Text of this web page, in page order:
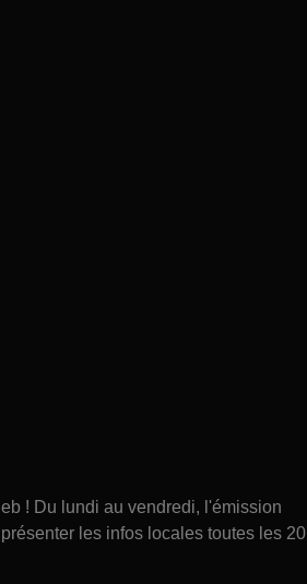
! Du lundi au vendredi, l'émission
les infos locales toutes les 20